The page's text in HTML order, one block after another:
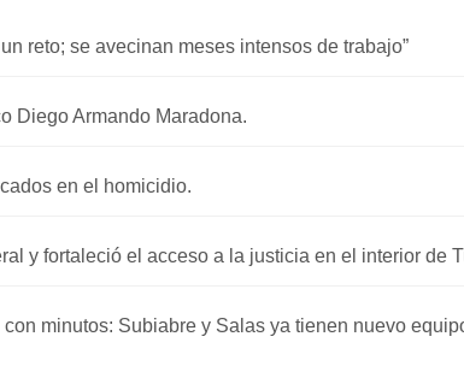
reto; se avecinan meses intensos de trabajo”
Diego Armando Maradona.
en el homicidio.
y fortaleció el acceso a la justicia en el interior de
minutos: Subiabre y Salas ya tienen nuevo